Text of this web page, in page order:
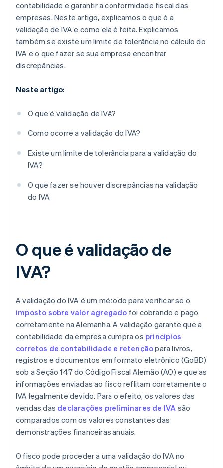
contabilidade e garantir a conformidade fiscal das
empresas. Neste artigo, explicamos o que é a
validação de IVA e como ela é feita. Explicamos
também se existe um limite de tolerância no cálculo do
IVA e o que fazer se sua empresa encontrar
discrepâncias.
Neste artigo:
O que é validação de IVA?
Como ocorre a validação do IVA?
Existe um limite de tolerância para a validação do
IVA?
O que fazer se houver discrepâncias na validação
do IVA
O que é validação de
IVA?
A validação do IVA é um método para verificar se o
imposto sobre valor agregado foi cobrando e pago
corretamente na Alemanha. A validação garante que a
contabilidade da empresa cumpra os princípios
corretos de contabilidade e retençãopara livros,
registros e documentos em formato eletrônico (GoBD)
sob a Seção 147 do Código Fiscal Alemão (AO) e que as
informações enviadas ao fisco reflitam corretamente o
IVA legalmente devido. Para o efeito, os valores das
vendas das declarações preliminares de IVA são
comparados com os valores constantes das
demonstrações financeiras anuais.
O fisco pode proceder a uma validação do IVA no